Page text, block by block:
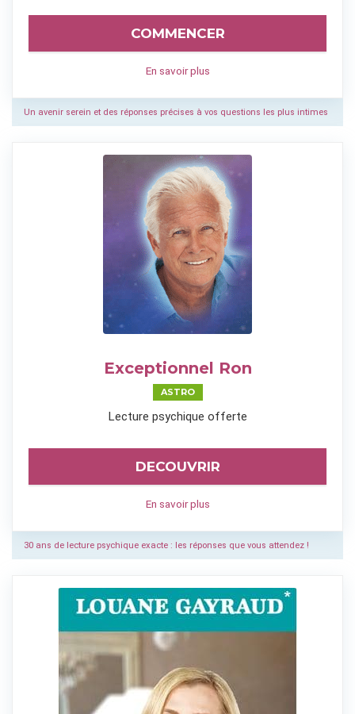
COMMENCER
En savoir plus
Un avenir serein et des réponses précises à vos questions les plus intimes
Exceptionnel Ron
ASTRO
Lecture psychique offerte
DECOUVRIR
En savoir plus
30 ans de lecture psychique exacte : les réponses que vous attendez !